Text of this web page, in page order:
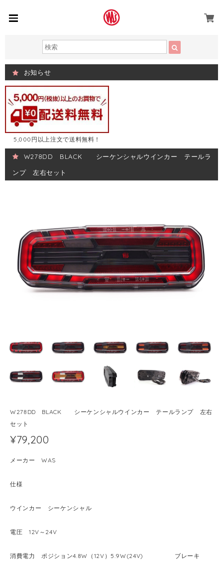
お知らせ
5,000円以上注文で送料無料！
W278DD BLACK シーケンシャルウインカー テールラ
ンプ 左右セット
W278DD BLACK シーケンシャルウインカー テールランプ 左右
セット
¥79,200
メーカー WAS
仕様
ウインカー シーケンシャル
電圧 12V～24V
消費電力 ポジション4.8W（12V）5.9W(24V) ブレーキ